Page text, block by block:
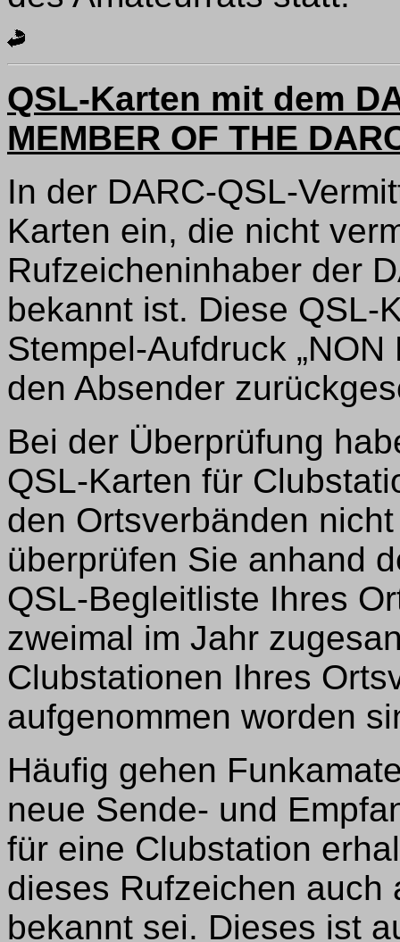
QSL-Karten mit dem
MEMBER OF THE
In der DARC-QSL-
Karten ein, die nicht
Rufzeicheninhaber der
bekannt ist. Diese QSL-
Stempel-Aufdruck
den Absender
Bei der Überprüfung
QSL-Karten für
den Ortsverbänden
überprüfen Sie anhand
QSL-Begleitliste Ihres
zweimal im Jahr
Clubstationen Ihres
aufgenommen worden
Häufig gehen
neue Sende- und
für eine Clubstation
dieses Rufzeichen auch
bekannt sei. Dieses ist